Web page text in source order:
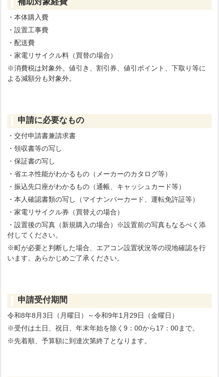
・本体購入費
・設置工事費
・配送費
・家電リサイクル料（買替の場合）
※消費税は対象外。値引き、割引券、値引ポイント、下取り等に
よる減額分も対象外。
申請に必要なもの
・交付申請書兼請求書
・領収書等の写し
・保証書の写し
・省エネ性能がわかるもの（メーカーのカタログ等）
・振込先口座がわかるもの（通帳、キャッシュカード等）
・本人確認書類の写し（マイナンバーカード、運転免許証等）
・家電リサイクル券（買替えの場合）
・設置後の写真（新規購入の場合）※設置前の写真もなるべく添
付してください。
※町が必要と判断した場合、エアコン設置状況等の現地確認を行
います。あらかじめご了承ください。
申請受付期間
令和8年8月3日（月曜日）～令和9年1月29日（金曜日）
※受付は土日、祝日、年末年始を除く9：00から17：00まで。
※先着順、予算額に到達次第終了となります。